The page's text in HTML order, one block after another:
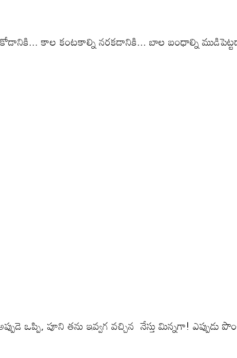
కాల కంటకాల్ని నరకడానికి... బాల బంధాల్ని
ఒప్పి, పూని తను ఇవ్వగ వచ్చిన నేస్తు మిన్నగా! ఎప్పుడు